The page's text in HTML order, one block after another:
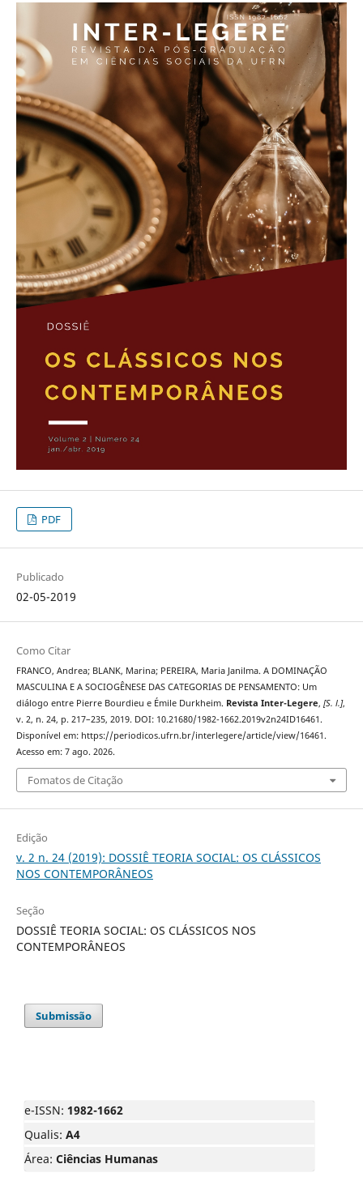
PDF
Publicado
02-05-2019
Como Citar
FRANCO, Andrea; BLANK, Marina; PEREIRA, Maria Janilma. A DOMINAÇÃO
MASCULINA E A SOCIOGÊNESE DAS CATEGORIAS DE PENSAMENTO: Um
diálogo entre Pierre Bourdieu e Émile Durkheim. Revista Inter-Legere, [S. l.],
v. 2, n. 24, p. 217–235, 2019. DOI: 10.21680/1982-1662.2019v2n24ID16461.
Disponível em: https://periodicos.ufrn.br/interlegere/article/view/16461.
Acesso em: 7 ago. 2026.
Fomatos de Citação
Edição
v. 2 n. 24 (2019): DOSSIÊ TEORIA SOCIAL: OS CLÁSSICOS
NOS CONTEMPORÂNEOS
Seção
DOSSIÊ TEORIA SOCIAL: OS CLÁSSICOS NOS
CONTEMPORÂNEOS
Submissão
e-ISSN: 1982-1662
Qualis: A4
Área: Ciências Humanas